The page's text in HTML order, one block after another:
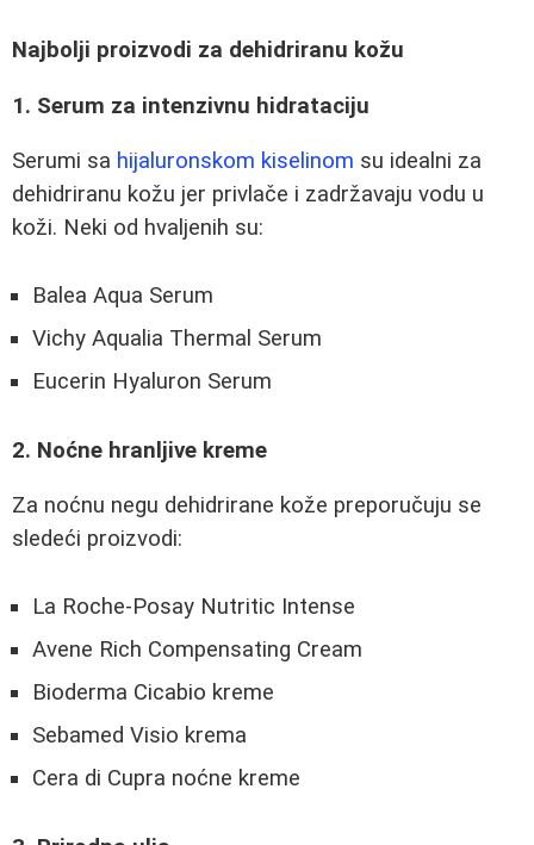
Najbolji proizvodi za dehidriranu kožu
1. Serum za intenzivnu hidrataciju
Serumi sa hijaluronskom kiselinom su idealni za
dehidriranu kožu jer privlače i zadržavaju vodu u
koži. Neki od hvaljenih su:
Balea Aqua Serum
Vichy Aqualia Thermal Serum
Eucerin Hyaluron Serum
2. Noćne hranljive kreme
Za noćnu negu dehidrirane kože preporučuju se
sledeći proizvodi:
La Roche-Posay Nutritic Intense
Avene Rich Compensating Cream
Bioderma Cicabio kreme
Sebamed Visio krema
Cera di Cupra noćne kreme